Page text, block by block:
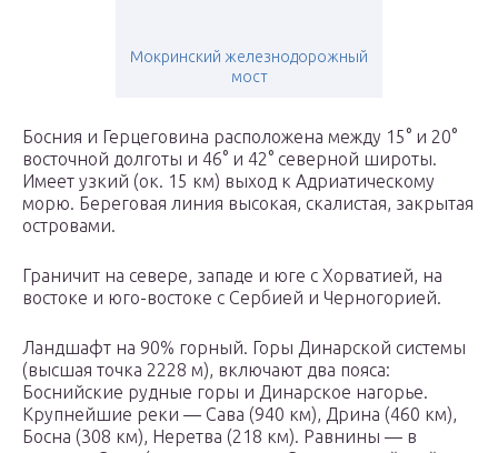
Мокринский железнодорожный
мост
Босния и Герцеговина расположена между 15° и 20°
восточной долготы и 46° и 42° северной широты.
Имеет узкий (ок. 15 км) выход к Адриатическому
морю. Береговая линия высокая, скалистая, закрытая
островами.
Граничит на севере, западе и юге с Хорватией, на
востоке и юго-востоке с Сербией и Черногорией.
Ландшафт на 90% горный. Горы Динарской системы
(высшая точка 2228 м), включают два пояса:
Боснийские рудные горы и Динарское нагорье.
Крупнейшие реки — Сава (940 км), Дрина (460 км),
Босна (308 км), Неретва (218 км). Равнины — в